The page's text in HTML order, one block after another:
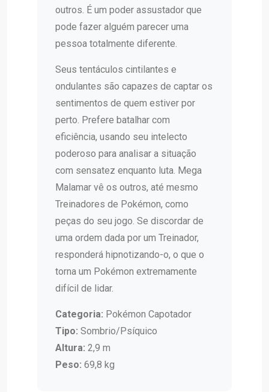
outros. É um poder assustador que
pode fazer alguém parecer uma
pessoa totalmente diferente.
Seus tentáculos cintilantes e
ondulantes são capazes de captar os
sentimentos de quem estiver por
perto. Prefere batalhar com
eficiência, usando seu intelecto
poderoso para analisar a situação
com sensatez enquanto luta. Mega
Malamar vê os outros, até mesmo
Treinadores de Pokémon, como
peças do seu jogo. Se discordar de
uma ordem dada por um Treinador,
responderá hipnotizando-o, o que o
torna um Pokémon extremamente
difícil de lidar.
Categoria: Pokémon Capotador
Tipo: Sombrio/Psíquico
Altura: 2,9 m
Peso: 69,8 kg